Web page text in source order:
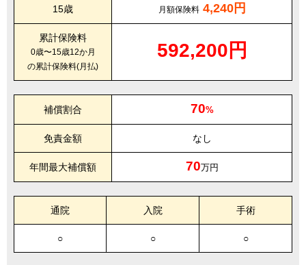
15歳 月額保険料 4,240円
累計保険料
0歳〜15歳12か月
の累計保険料(月払)
592,200円
補償割合 70%
免責金額 なし
年間最大補償額 70万円
通院 入院 手術
○ ○ ○